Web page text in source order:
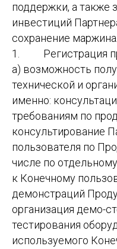
поддержки, а также
инвестиций
сохранение
1. Регистрация
а) возможность
технической и
именно:
требованиям по
консультирование
пользователя по
числе по
к Конечному
демонстраций
организация демо-
тестирования
используемого